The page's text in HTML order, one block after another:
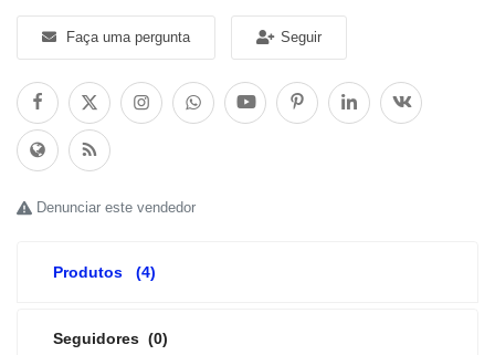
Faça uma pergunta Seguir
Denunciar este vendedor
Produtos (4)
Seguidores (0)